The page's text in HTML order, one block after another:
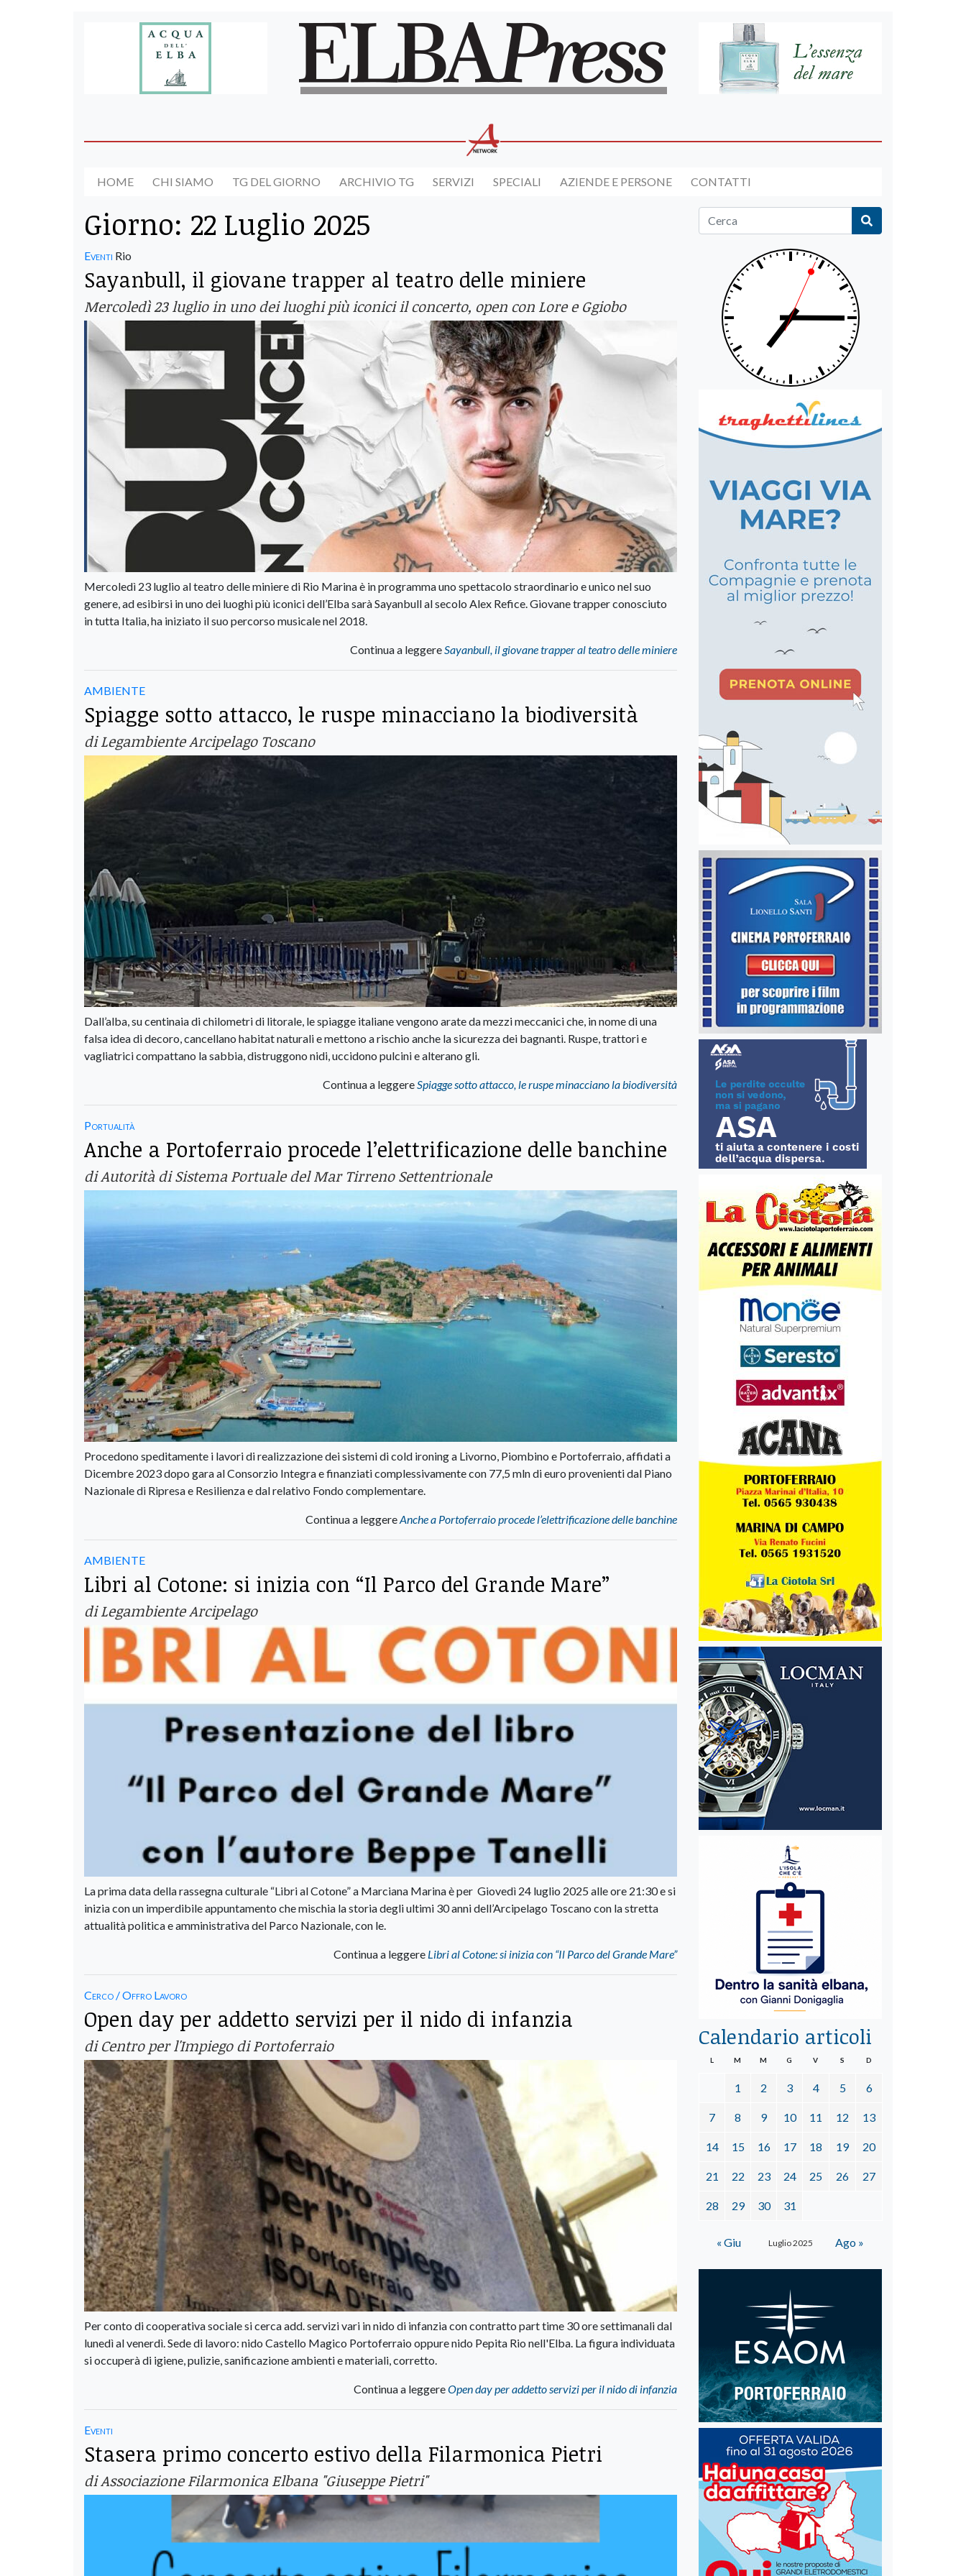
HOME CHI SIAMO TG DEL GIORNO ARCHIVIO TG SERVIZI SPECIALI AZIENDE E PERSONE CONTATTI
Giorno: 22 Luglio 2025
Eventi Rio
Sayanbull, il giovane trapper al teatro delle miniere
Mercoledì 23 luglio in uno dei luoghi più iconici il concerto, open con Lore e Ggiobo
Mercoledì 23 luglio al teatro delle miniere di Rio Marina è in programma uno spettacolo straordinario e unico nel suo
genere, ad esibirsi in uno dei luoghi più iconici dell’Elba sarà Sayanbull al secolo Alex Refice. Giovane trapper conosciuto
in tutta Italia, ha iniziato il suo percorso musicale nel 2018.
Continua a leggere Sayanbull, il giovane trapper al teatro delle miniere
AMBIENTE
Spiagge sotto attacco, le ruspe minacciano la biodiversità
di Legambiente Arcipelago Toscano
Dall’alba, su centinaia di chilometri di litorale, le spiagge italiane vengono arate da mezzi meccanici che, in nome di una
falsa idea di decoro, cancellano habitat naturali e mettono a rischio anche la sicurezza dei bagnanti. Ruspe, trattori e
vagliatrici compattano la sabbia, distruggono nidi, uccidono pulcini e alterano gli.
Continua a leggere Spiagge sotto attacco, le ruspe minacciano la biodiversità
Portualità
Anche a Portoferraio procede l’elettrificazione delle banchine
di Autorità di Sistema Portuale del Mar Tirreno Settentrionale
Procedono speditamente i lavori di realizzazione dei sistemi di cold ironing a Livorno, Piombino e Portoferraio, affidati a
Dicembre 2023 dopo gara al Consorzio Integra e finanziati complessivamente con 77,5 mln di euro provenienti dal Piano
Nazionale di Ripresa e Resilienza e dal relativo Fondo complementare.
Continua a leggereAnche a Portoferraio procede l’elettrificazione delle banchine
AMBIENTE
Libri al Cotone: si inizia con “Il Parco del Grande Mare”
di Legambiente Arcipelago
La prima data della rassegna culturale “Libri al Cotone” a Marciana Marina è per Giovedì 24 luglio 2025 alle ore 21:30 e si
inizia con un imperdibile appuntamento che mischia la storia degli ultimi 30 anni dell’Arcipelago Toscano con la stretta
attualità politica e amministrativa del Parco Nazionale, con le.
Continua a leggere Libri al Cotone: si inizia con “Il Parco del Grande Mare”
Cerco / Offro Lavoro
Open day per addetto servizi per il nido di infanzia
di Centro per l'Impiego di Portoferraio
Per conto di cooperativa sociale si cerca add. servizi vari in nido di infanzia con contratto part time 30 ore settimanali dal
lunedì al venerdì. Sede di lavoro: nido Castello Magico Portoferraio oppure nido Pepita Rio nell'Elba. La figura individuata
si occuperà di igiene, pulizie, sanificazione ambienti e materiali, corretto.
Continua a leggereOpen day per addetto servizi per il nido di infanzia
Eventi
Stasera primo concerto estivo della Filarmonica Pietri
di Associazione Filarmonica Elbana "Giuseppe Pietri"
Calendario articoli
Luglio 2025
L M M G V S D
1 2 3 4 5 6
7 8 9 10 11 12 13
14 15 16 17 18 19 20
21 22 23 24 25 26 27
28 29 30 31
« Giu Ago »